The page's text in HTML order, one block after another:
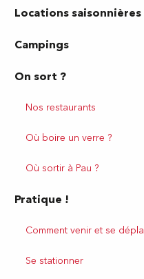
Locations saisonnières
Campings
On sort ?
Nos restaurants
Où boire un verre ?
Où sortir à Pau ?
Pratique !
Comment venir et se
Se stationner
Pau
Pau